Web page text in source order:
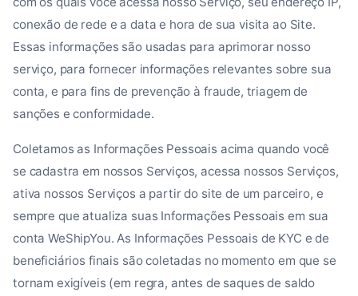
conexão de rede e a data e hora de sua visita ao Site.
Essas informações são usadas para aprimorar nosso
serviço, para fornecer informações relevantes sobre sua
conta, e para fins de prevenção à fraude, triagem de
sanções e conformidade.
Coletamos as Informações Pessoais acima quando você
se cadastra em nossos Serviços, acessa nossos Serviços,
ativa nossos Serviços a partir do site de um parceiro, e
sempre que atualiza suas Informações Pessoais em sua
conta WeShipYou. As Informações Pessoais de KYC e de
beneficiários finais são coletadas no momento em que se
tornam exigíveis (em regra, antes de saques de saldo